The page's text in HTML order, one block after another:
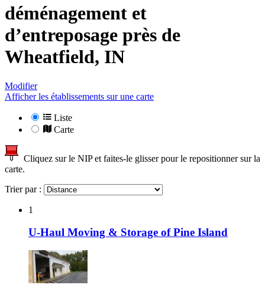
déménagement et
d’entreposage près de
Wheatfield, IN
Modifier
Afficher les établissements sur une carte
Liste
Carte
Cliquez sur le NIP et faites-le glisser pour le repositionner sur la
carte.
Trier par :
1
U-Haul Moving & Storage of Pine Island